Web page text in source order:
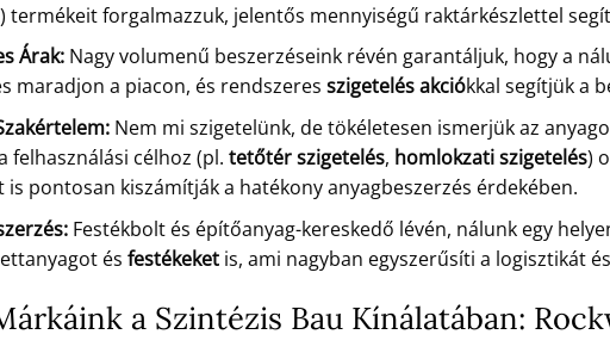
termékeit forgalmazzuk, jelentős mennyiségű raktárkészlettel
Árak:Nagy volumenű beszerzéseink révén garantáljuk, hogy a
maradjon a piacon, és rendszeres szigetelés akciókkal segítjük a
Nem mi szigetelünk, de tökéletesen ismerjük az
felhasználási célhoz (pl. tetőtér szigetelés, homlokzati szigetelés)
is pontosan kiszámítják a hatékony anyagbeszerzés érdekében.
Festékbolt és építőanyag-kereskedő lévén, nálunk egy
és festékeketis, ami nagyban egyszerűsíti a logisztikát
a Szintézis Bau Kínálatában: